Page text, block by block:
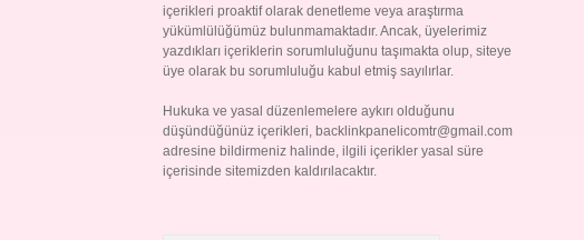
içerikleri proaktif olarak denetleme veya araştırma
yükümlülüğümüz bulunmamaktadır. Ancak, üyelerimiz
yazdıkları içeriklerin sorumluluğunu taşımakta olup, siteye
üye olarak bu sorumluluğu kabul etmiş sayılırlar.
Hukuka ve yasal düzenlemelere aykırı olduğunu
düşündüğünüz içerikleri, backlinkpanelicomtr@gmail.com
adresine bildirmeniz halinde, ilgili içerikler yasal süre
içerisinde sitemizden kaldırılacaktır.